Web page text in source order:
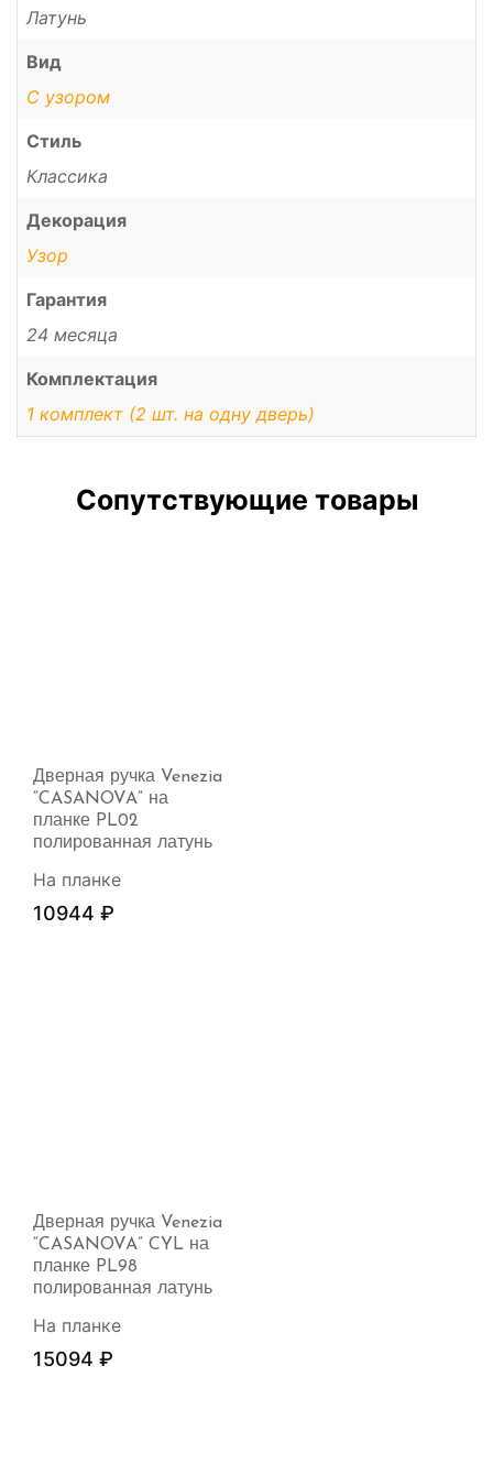
Латунь
Вид
С узором
Стиль
Классика
Декорация
Узор
Гарантия
24 месяца
Комплектация
1 комплект (2 шт. на одну дверь)
Сопутствующие товары
Дверная ручка Venezia
“CASANOVA” на
планке PL02
полированная латунь
На планке
10944 ₽
Дверная ручка Venezia
“CASANOVA” CYL на
планке PL98
полированная латунь
На планке
15094 ₽